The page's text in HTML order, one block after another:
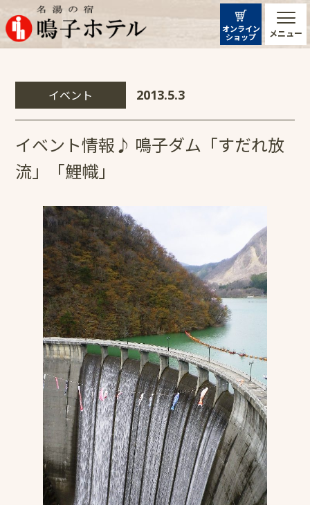
メニュー
オンライン
ショップ
イベント 2013.5.3
イベント情報♪ 鳴子ダム「すだれ放
流」「鯉幟」